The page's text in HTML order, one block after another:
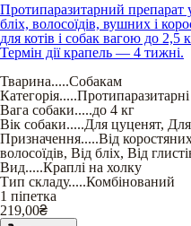
Протипаразитарний препарат
бліх, волосоїдів, вушних і
для котів і собак вагою до 2,5
Термін дії крапель — 4 тижні.
Тварина.....Собакам
Категорія.....Протипаразитарні
Вага собаки.....до 4 кг
Вік собаки.....Для цуценят,
Призначення.....Від
волосоїдів, Від бліх, Від
Вид.....Краплі на холку
Тип складу.....Комбінований
1 піпетка
219,00₴